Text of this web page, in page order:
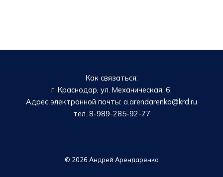
Как связаться:
г. Краснодар, ул. Механическая, 6.
Адрес электронной почты: a.arendarenko@krd.ru
тел. 8-989-285-92-77
© 2026 Андрей Арендаренко